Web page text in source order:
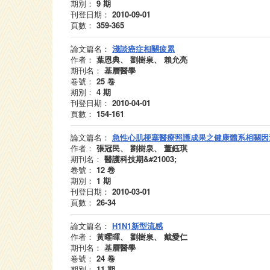
期別： 9 期
刊登日期： 2010-09-01
頁數： 359-365
論文篇名： 淺談癌症相關疲累
作者： 葉恩典、 劉樹泉、 賴允亮
期刊名： 基層醫學
卷號： 25 卷
期別： 4 期
刊登日期： 2010-04-01
頁數： 154-161
論文篇名： 急性心肌梗塞醫療照護成果之健康體系相關
作者： 張冠民、 劉樹泉、 董鈺琪
期刊名： 醫護科技期&#21003;
卷號： 12 卷
期別： 1 期
刊登日期： 2010-03-01
頁數： 26-34
論文篇名： H1N1新型流感
作者： 黃曜暉、 劉樹泉、 戴愛仁
期刊名： 基層醫學
卷號： 24 卷